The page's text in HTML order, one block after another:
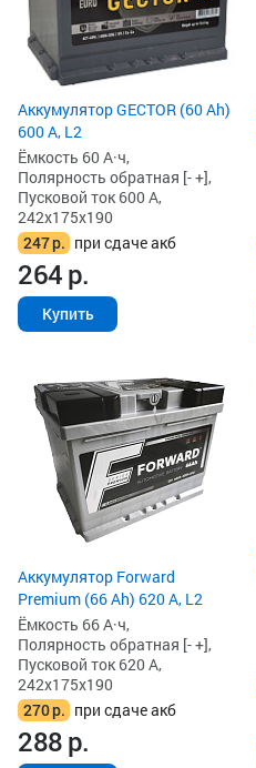
Аккумулятор GECTOR (60 Ah)
600 А, L2
Ёмкость 60 А·ч,
Полярность обратная [- +],
Пусковой ток 600 А,
242x175x190
247р. при сдаче акб
264р.
Купить
Аккумулятор Forward
Premium (66 Ah) 620 А, L2
Ёмкость 66 А·ч,
Полярность обратная [- +],
Пусковой ток 620 А,
242x175x190
270р. при сдаче акб
288р.